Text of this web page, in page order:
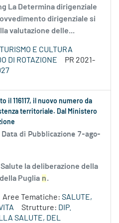
La Determina dirigenziale
dirigenziale si
valutazione delle...
TURISMO E CULTURA
DI ROTAZIONE
PR 2021-
il 116117, il nuovo numero da
territoriale. Dal Ministero
Data di Pubblicazione 7-ago-
la deliberazione della
Puglia n.
Aree Tematiche: SALUTE,
Strutture: DIP.
SALUTE, DEL